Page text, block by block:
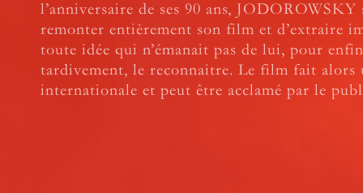
l’anniversaire de ses 90 ans, JODOROWSKY
remonter entièrement son film et d’extraire
toute idée qui n’émanait pas de lui, pour
tardivement, le reconnaitre. Le film fait alors
internationale et peut être acclamé par le